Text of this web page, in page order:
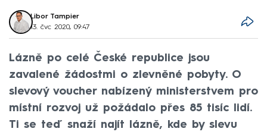
Libor Tampier
13. čvc 2020, 09:47
Lázně po celé České republice jsou
zavalené žádostmi o zlevněné pobyty. O
slevový voucher nabízený ministerstvem pro
místní rozvoj už požádalo přes 85 tisíc lidí.
Ti se teď snaží najít lázně, kde by slevu